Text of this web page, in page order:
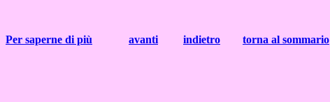
Per saperne di più avanti indietro torna al sommario